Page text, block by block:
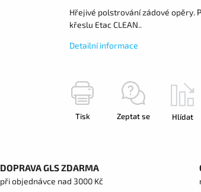
Hřejivé polstrování zádové opěry.
křeslu Etac CLEAN..
Detailní informace
Tisk Zeptat se Hlídat
DOPRAVA GLS ZDARMA
při objednávce nad 3000 Kč